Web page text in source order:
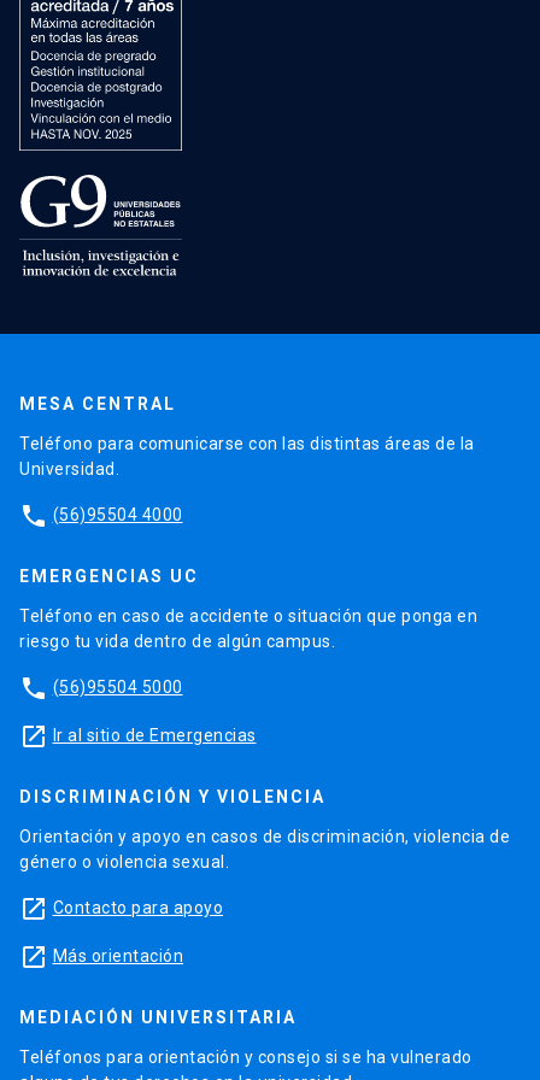
MESA CENTRAL
Teléfono para comunicarse con las distintas áreas de la
Universidad.
phone (56)95504 4000
EMERGENCIAS UC
Teléfono en caso de accidente o situación que ponga en
riesgo tu vida dentro de algún campus.
phone (56)95504 5000
launch Ir al sitio de Emergencias
DISCRIMINACIÓN Y VIOLENCIA
Orientación y apoyo en casos de discriminación, violencia de
género o violencia sexual.
launch Contacto para apoyo
launch Más orientación
MEDIACIÓN UNIVERSITARIA
Teléfonos para orientación y consejo si se ha vulnerado